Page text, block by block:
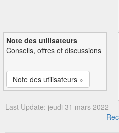
Note des utilisateurs
Conseils, offres et discussions
Note des utilisateurs »
Last Update: jeudi 31 mars 2022